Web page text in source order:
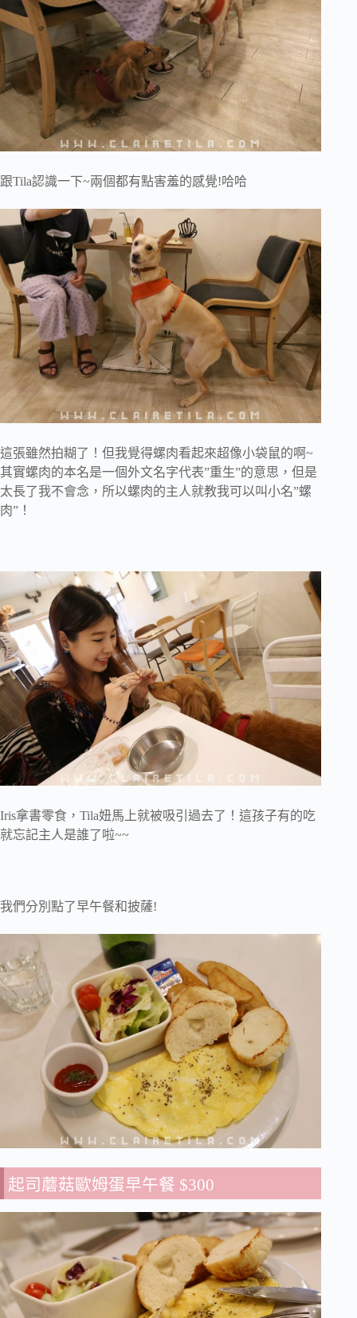
跟Tila認識一下~兩個都有點害羞的感覺!哈哈
這張雖然拍糊了！但我覺得螺肉看起來超像小袋鼠的啊~
其實螺肉的本名是一個外文名字代表”重生”的意思，但是
太長了我不會念，所以螺肉的主人就教我可以叫小名”螺
肉”！
Iris拿書零食，Tila妞馬上就被吸引過去了！這孩子有的吃
就忘記主人是誰了啦~~
我們分別點了早午餐和披薩!
起司蘑菇歐姆蛋早午餐 $300